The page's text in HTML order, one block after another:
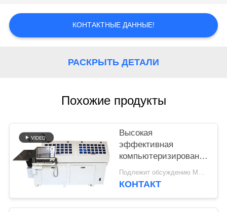
КАРТА
КОНТАКТНЫЕ ДАННЫЕ!
РАСКРЫТЬ ДЕТАЛИ
Похожие продукты
Высокая
эффективная
компьютеризированная
гибочная машина
весны с 10 осями
Подлежит обсуждению MOQ:1 комплект
КОНТАКТ